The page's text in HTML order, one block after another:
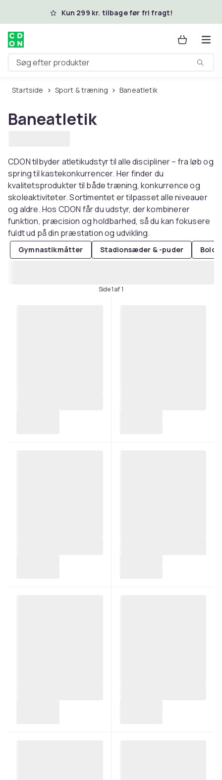
Spring til hovedindhold
Kun 299 kr. tilbage før fri fragt!
Søg efter produkter
Startside Sport & træning Baneatletik
Baneatletik
CDON tilbyder atletikudstyr til alle discipliner – fra løb og
spring til kastekonkurrencer. Her finder du
kvalitetsprodukter til både træning, konkurrence og
skoleaktiviteter. Sortimentet er tilpasset alle niveauer
og aldre. Hos CDON får du udstyr, der kombinerer
funktion, præcision og holdbarhed, så du kan fokusere
fuldt ud på din præstation og udvikling.
Gymnastikmåtter Stadionsæder & -puder
Side 1 af 1